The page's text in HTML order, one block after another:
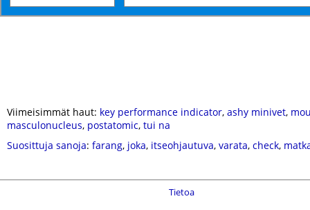
Viimeisimmät haut: key performance indicator, ashy minivet,
masculonucleus, postatomic, tui na
Suosittuja sanoja: farang, joka, itseohjautuva, varata, check,
Tietoa